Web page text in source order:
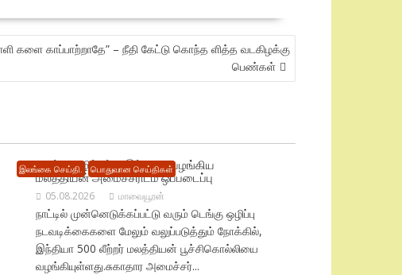
களை காப்பாற்றாதே” – நீதி கேட்டு கொந்த ளித்த வடகிழக்கு
பெண்கள்
இலங்கை செய்தி. பொதுவான செய்திகள்
டெங்கு ஒழிப்புக்கு இந்தியா வழங்கிய
மலத்தியன் அமைச்சரிடம் ஒப்படைப்பு
05.08.2026 மாவையூரன்
நாட்டில் முன்னெடுக்கப்பட்டு வரும் டெங்கு ஒழிப்பு
நடவடிக்கைகளை மேலும் வலுப்படுத்தும் நோக்கில்,
இந்தியா 500 லீற்றர் மலத்தியன் பூச்சிகொல்லியை
வழங்கியுள்ளது.சுகாதார அமைச்சர்...